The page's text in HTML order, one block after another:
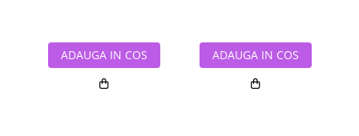
ADAUGA IN COS ADAUGA IN COS